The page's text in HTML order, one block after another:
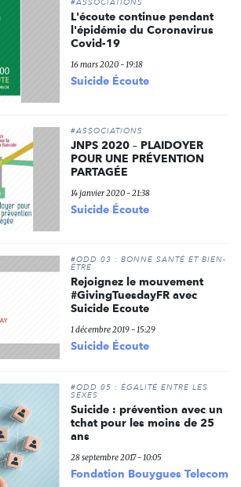
#ASSOCIATIONS
L'écoute continue pendant
l'épidémie du Coronavirus
Covid-19
16 mars 2020 - 19:18
Suicide Écoute
#ASSOCIATIONS
JNPS 2020 – PLAIDOYER
POUR UNE PRÉVENTION
PARTAGÉE
14 janvier 2020 - 21:38
Suicide Écoute
#ODD 03 : BONNE SANTÉ ET BIEN-
ÊTRE
Rejoignez le mouvement
#GivingTuesdayFR avec
Suicide Ecoute
1 décembre 2019 - 15:29
Suicide Écoute
#ODD 05 : ÉGALITÉ ENTRE LES
SEXES
Suicide : prévention avec un
tchat pour les moins de 25
ans
28 septembre 2017 - 10:05
Fondation Bouygues Telecom